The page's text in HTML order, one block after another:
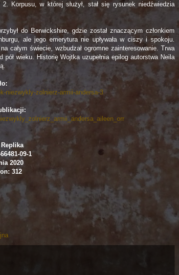
Korpusu, w której służył, stał się rysunek niedźwiedzia
do Berwickshire, gdzie został znaczącym członkiem
ale jego emerytura nie upływała w ciszy i spokoju.
całym świecie, wzbudzał ogromne zainteresowanie. Trwa
wieku. Historię Wojtka uzupełnia epilog autorstwa Neila
niezwykly-zolnierz-armii-andersa-3
09-1
2020
312